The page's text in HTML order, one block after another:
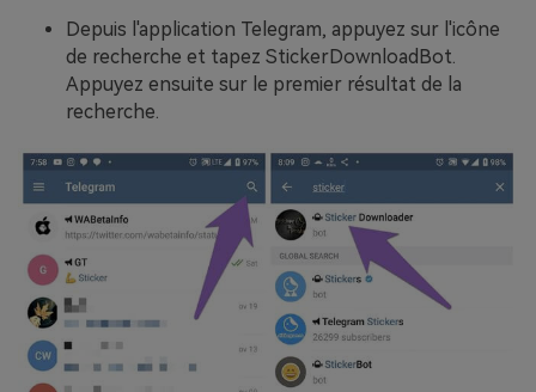
Depuis l'application Telegram, appuyez sur l'icône
de recherche et tapez StickerDownloadBot.
Appuyez ensuite sur le premier résultat de la
recherche.